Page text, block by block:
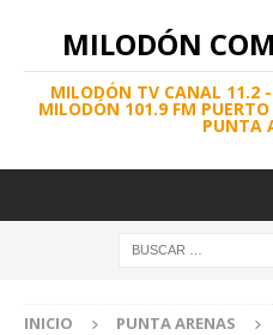
MILODÓN
MILODÓN TV CANAL 11.2
MILODÓN 101.9 FM
PUNTA
INICIO PUNTA ARENAS